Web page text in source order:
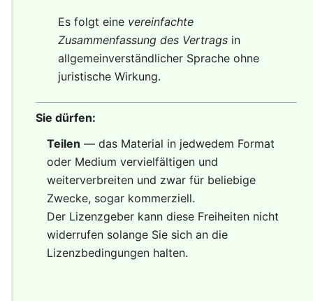
Es folgt eine vereinfachte
Zusammenfassung des Vertrags in
allgemeinverständlicher Sprache ohne
juristische Wirkung.
Sie dürfen:
Teilen — das Material in jedwedem Format
oder Medium vervielfältigen und
weiterverbreiten und zwar für beliebige
Zwecke, sogar kommerziell.
Der Lizenzgeber kann diese Freiheiten nicht
widerrufen solange Sie sich an die
Lizenzbedingungen halten.